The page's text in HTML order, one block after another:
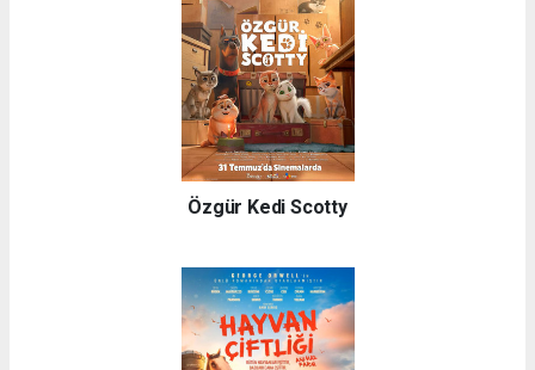
Özgür Kedi Scotty